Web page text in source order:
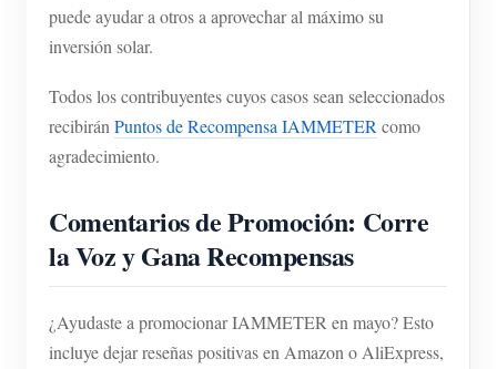
puede ayudar a otros a aprovechar al máximo su
inversión solar.
Todos los contribuyentes cuyos casos sean seleccionados
recibiránPuntos de Recompensa IAMMETERcomo
agradecimiento.
Comentarios de Promoción: Corre
la Voz y Gana Recompensas
¿Ayudaste a promocionar IAMMETER en mayo? Esto
incluye dejar reseñas positivas en Amazon o AliExpress,